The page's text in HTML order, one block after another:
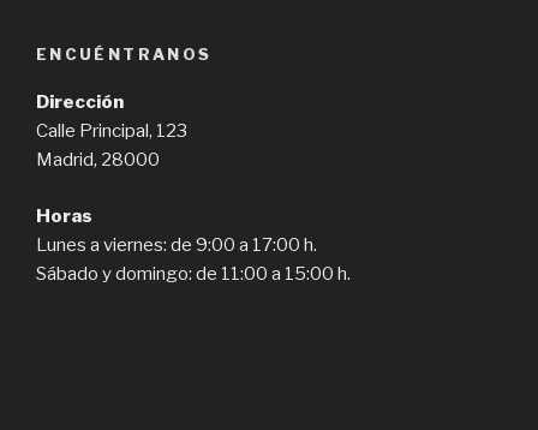
ENCUÉNTRANOS
Dirección
Calle Principal, 123
Madrid, 28000
Horas
Lunes a viernes: de 9:00 a 17:00 h.
Sábado y domingo: de 11:00 a 15:00 h.